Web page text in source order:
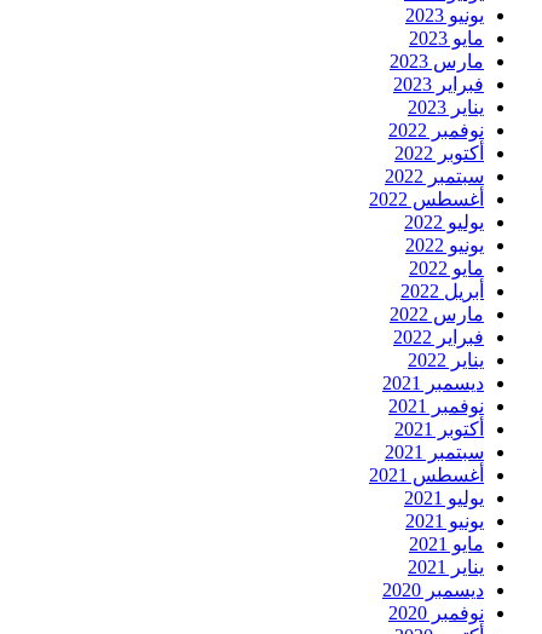
يونيو 2023
مايو 2023
مارس 2023
فبراير 2023
يناير 2023
نوفمبر 2022
أكتوبر 2022
سبتمبر 2022
أغسطس 2022
يوليو 2022
يونيو 2022
مايو 2022
أبريل 2022
مارس 2022
فبراير 2022
يناير 2022
ديسمبر 2021
نوفمبر 2021
أكتوبر 2021
سبتمبر 2021
أغسطس 2021
يوليو 2021
يونيو 2021
مايو 2021
يناير 2021
ديسمبر 2020
نوفمبر 2020